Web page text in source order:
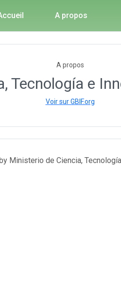
A propos
A propos
Tecnología e
Voir sur GBIF.org
Ministerio de Ciencia,